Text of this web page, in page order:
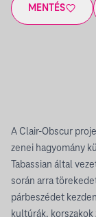
MENTÉS
A Clair-Obscur
zenei hagyomány
Tabassian által
során arra
párbeszédet
kultúrák,